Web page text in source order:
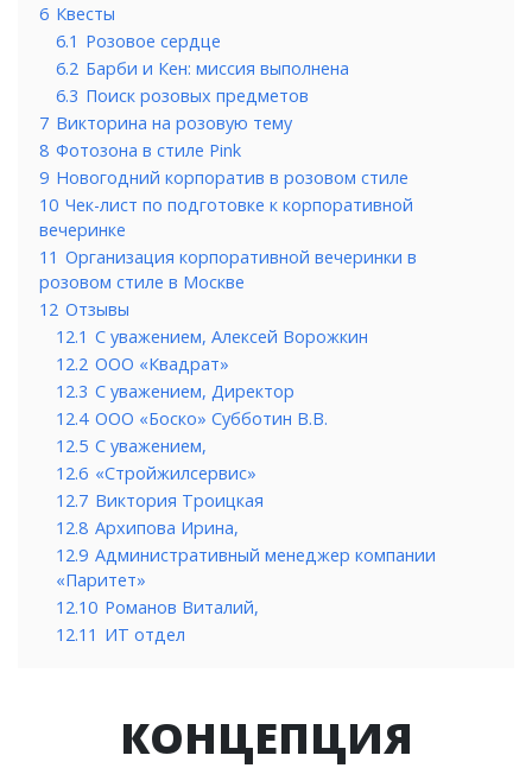
6 Квесты
6.1 Розовое сердце
6.2 Барби и Кен: миссия выполнена
6.3 Поиск розовых предметов
7 Викторина на розовую тему
8 Фотозона в стиле Pink
9 Новогодний корпоратив в розовом стиле
10 Чек-лист по подготовке к корпоративной
вечеринке
11 Организация корпоративной вечеринки в
розовом стиле в Москве
12 Отзывы
12.1 С уважением, Алексей Ворожкин
12.2 ООО «Квадрат»
12.3 С уважением, Директор
12.4 ООО «Боско» Субботин В.В.
12.5 С уважением,
12.6 «Стройжилсервис»
12.7 Виктория Троицкая
12.8 Архипова Ирина,
12.9 Административный менеджер компании
«Паритет»
12.10 Романов Виталий,
12.11 ИТ отдел
КОНЦЕПЦИЯ